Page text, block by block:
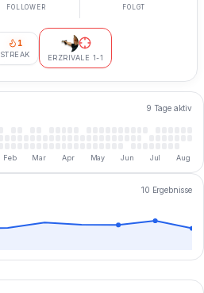
FOLLOWER FOLGT
1
STREAK ERZRIVALE 1-1
9 Tage aktiv
Feb Mar Apr May Jun Jul Aug
10 Ergebnisse